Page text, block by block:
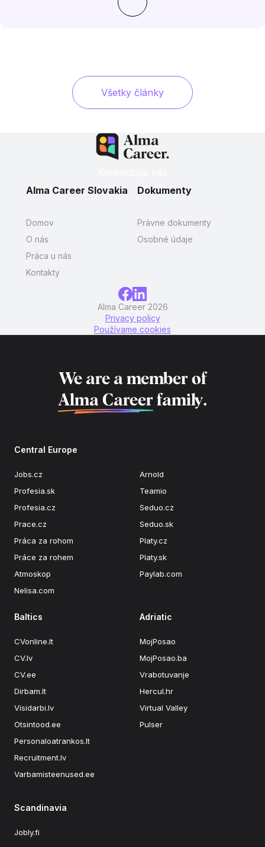
Všetky články
Alma Career Slovakia
Domov
O nás
Práca u nás
Kontakty
Dokumenty
Právne dokumenty
Osobné údaje
Alma Career 2026
Privacy policy
Používame cookies
We are a member of
Alma Career family.
Central Europe
Jobs.cz
Profesia.sk
Profesia.cz
Prace.cz
Práca za rohom
Práce za rohem
Atmoskop
Nelisa.com
Arnold
Teamio
Seduo.cz
Seduo.sk
Platy.cz
Platy.sk
Paylab.com
Baltics
CVonline.lt
CV.lv
CV.ee
Dirbam.lt
Visidarbi.lv
Otsintood.ee
Personaloatrankos.lt
Recruitment.lv
Varbamisteenused.ee
Adriatic
MojPosao
MojPosao.ba
Vrabotuvanje
Hercul.hr
Virtual Valley
Pulser
Scandinavia
Jobly.fi